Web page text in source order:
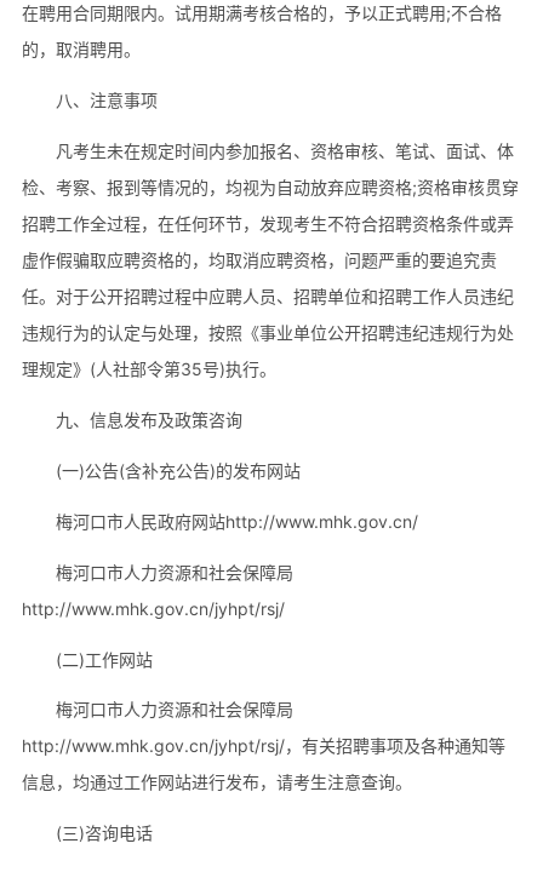
在聘用合同期限内。试用期满考核合格的，予以正式聘用;不合格
的，取消聘用。
八、注意事项
凡考生未在规定时间内参加报名、资格审核、笔试、面试、体
检、考察、报到等情况的，均视为自动放弃应聘资格;资格审核贯穿
招聘工作全过程，在任何环节，发现考生不符合招聘资格条件或弄
虚作假骗取应聘资格的，均取消应聘资格，问题严重的要追究责
任。对于公开招聘过程中应聘人员、招聘单位和招聘工作人员违纪
违规行为的认定与处理，按照《事业单位公开招聘违纪违规行为处
理规定》(人社部令第35号)执行。
九、信息发布及政策咨询
(一)公告(含补充公告)的发布网站
梅河口市人民政府网站http://www.mhk.gov.cn/
梅河口市人力资源和社会保障局
http://www.mhk.gov.cn/jyhpt/rsj/
(二)工作网站
梅河口市人力资源和社会保障局
http://www.mhk.gov.cn/jyhpt/rsj/，有关招聘事项及各种通知等
信息，均通过工作网站进行发布，请考生注意查询。
(三)咨询电话